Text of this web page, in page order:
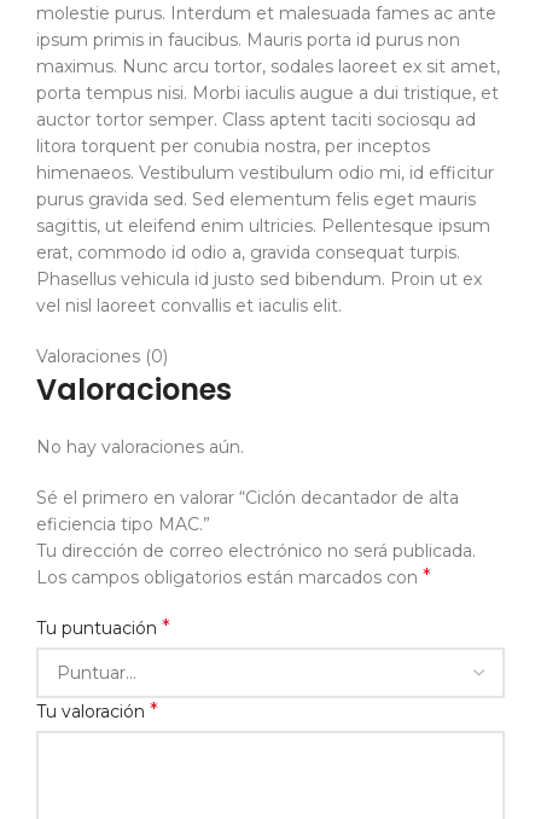
molestie purus. Interdum et malesuada fames ac ante
ipsum primis in faucibus. Mauris porta id purus non
maximus. Nunc arcu tortor, sodales laoreet ex sit amet,
porta tempus nisi. Morbi iaculis augue a dui tristique, et
auctor tortor semper. Class aptent taciti sociosqu ad
litora torquent per conubia nostra, per inceptos
himenaeos. Vestibulum vestibulum odio mi, id efficitur
purus gravida sed. Sed elementum felis eget mauris
sagittis, ut eleifend enim ultricies. Pellentesque ipsum
erat, commodo id odio a, gravida consequat turpis.
Phasellus vehicula id justo sed bibendum. Proin ut ex
vel nisl laoreet convallis et iaculis elit.
Valoraciones (0)
Valoraciones
No hay valoraciones aún.
Sé el primero en valorar “Ciclón decantador de alta
eficiencia tipo MAC.”
Tu dirección de correo electrónico no será publicada.
Los campos obligatorios están marcados con *
Tu puntuación *
Tu valoración *